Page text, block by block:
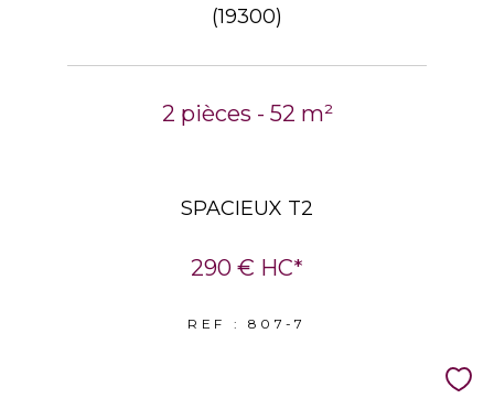
(19300)
2 pièces - 52 m²
SPACIEUX T2
290 € HC*
REF : 807-7